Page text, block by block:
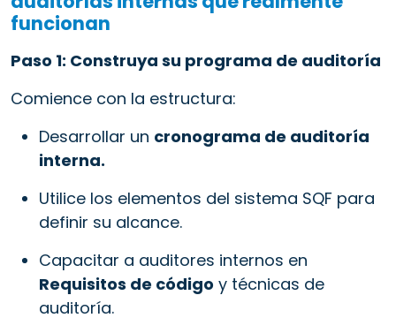
funcionan
Paso 1: Construya su programa de auditoría
Comience con la estructura:
Desarrollar un cronograma de auditoría
interna.
Utilice los elementos del sistema SQF para
definir su alcance.
Capacitar a auditores internos en
Requisitos de código y técnicas de
auditoría.